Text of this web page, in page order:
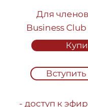
Для членов
Business
- доступ к